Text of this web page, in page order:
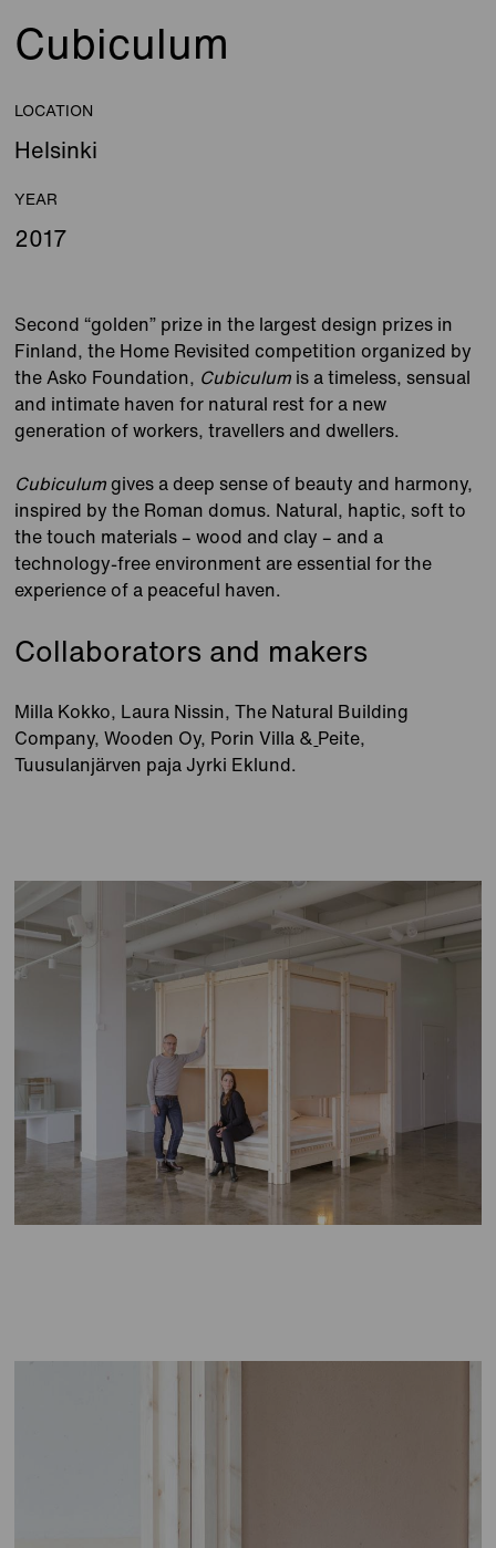
Cubiculum
LOCATION
Helsinki
YEAR
2017
Second “golden” prize in the largest design prizes in
Finland, the Home Revisited competition organized by
the Asko Foundation, Cubiculum is a timeless, sensual
and intimate haven for natural rest for a new
generation of workers, travellers and dwellers.
Cubiculumgives a deep sense of beauty and harmony,
inspired by the Roman domus. Natural, haptic, soft to
the touch materials – wood and clay – and a
technology-free environment are essential for the
experience of a peaceful haven.
Collaborators and makers
Milla Kokko, Laura Nissin, The Natural Building
Company, Wooden Oy, Porin Villa & Peite,
Tuusulanjärven paja Jyrki Eklund.